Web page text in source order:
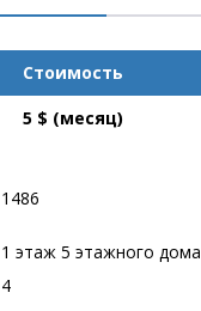
Стоимость
5 $ (месяц)
1486
1 этаж 5 этажного дома
4